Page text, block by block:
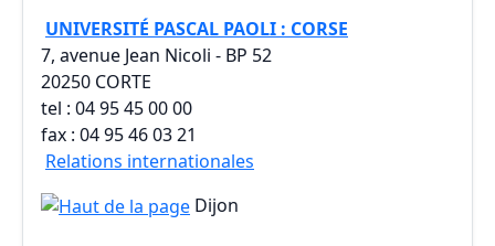
UNIVERSITÉ PASCAL PAOLI : CORSE
7, avenue Jean Nicoli - BP 52
20250 CORTE
tel : 04 95 45 00 00
fax : 04 95 46 03 21
Relations internationales
Dijon